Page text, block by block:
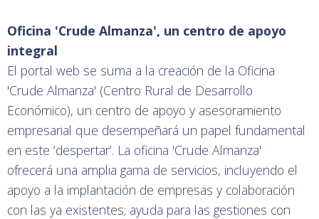
Oficina 'Crude Almanza', un centro de apoyo
integral
El portal web se suma a la creación de la Oficina
'Crude Almanza' (Centro Rural de Desarrollo
Económico), un centro de apoyo y asesoramiento
empresarial que desempeñará un papel fundamental
en este ‘despertar’. La oficina 'Crude Almanza'
ofrecerá una amplia gama de servicios, incluyendo el
apoyo a la implantación de empresas y colaboración
con las ya existentes; ayuda para las gestiones con